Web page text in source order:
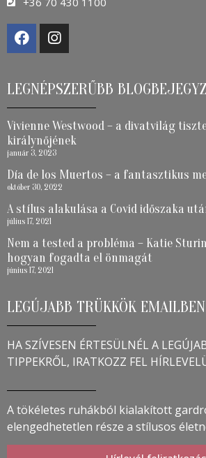
LEGNÉPSZERŰBB
Vivienne Westwood – a divatvilág
királynőjének
január 3, 2023
Día de los Muertos – a fantasztikus
október 30, 2022
A stílus alakulása a Covid időszaka
július 17, 2021
Nem a tested a probléma – Katie
hogyan fogadta el önmagát
június 17, 2021
LEGÚJABB TRÜKKÖK EMAILBEN
HA SZÍVESEN ÉRTESÜLNÉL A
TIPPEKRŐL, IRATKOZZ FEL
A tökéletes ruhákból kialakított
elengedhetetlen része a stílusos